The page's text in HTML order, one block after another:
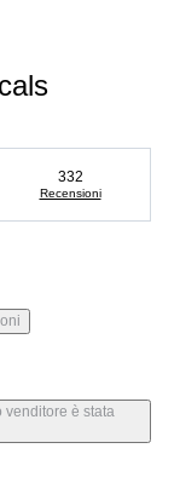
332
Recensioni
venditore è stata